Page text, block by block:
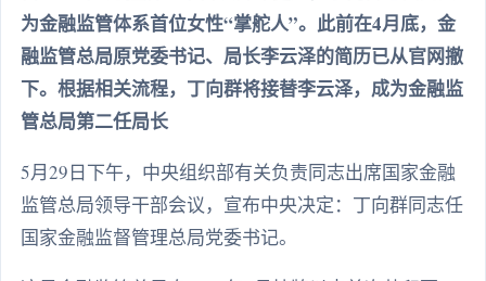
为金融监管体系首位女性“掌舵人”。此前在4月底，金
融监管总局原党委书记、局长李云泽的简历已从官网撤
下。根据相关流程，丁向群将接替李云泽，成为金融监
管总局第二任局长
5月29日下午，中央组织部有关负责同志出席国家金融
监管总局领导干部会议，宣布中央决定：丁向群同志任
国家金融监督管理总局党委书记。